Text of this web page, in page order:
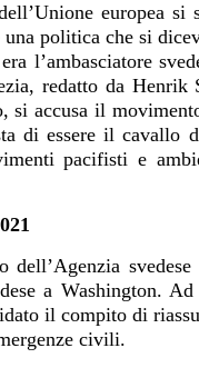
europea si
politica che si
l’ambasciatore
redatto da Henrik
accusa il
di essere il cavallo
pacifisti e
a Washington.
il compito di
civili.